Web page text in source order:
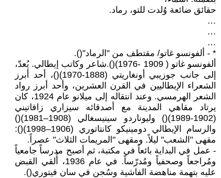
حقائق ضائعة وُلدت للتو، رماد.
…
…
…
* - ألفونسو غاتو/ مقتطف من "الرماد"().
ألفونسو غاتو ( 1909 -1976)().شاعر وكاتب إيطالي. يُعدّ،
إلى جانب جوزيبي أونغاريتي (1888-1970)()، أحد أبرز
الشعراء الإيطاليين في القرن العشرين، وأحد أبرز رواد
الشعر الهرمسي. وعند انتقاله إلى ميلانو عام 1924، كان
يرتاد مقاهي المدينة مع أصدقائه سيزاري زافاتيني
(1902-1989)() وليوناردو سينيسغالي (1908–1981)()
والرسام الإيطالي دومينيكو كانتاتوري (1906–1998)():
مقهى "الشعب" ليلاً. ومقهى "المريمات الثلاث" عصراً.
- عمل في البداية بائعاً في مكتبة، ثم أصبح مدرساً جامعياً
ومُراجعاً وصحفياً ومُدرّساً. في عام 1936، أُلقي القبض
عليه بتهمة مناهضة الفاشية وسُجن في سان فيتوري().